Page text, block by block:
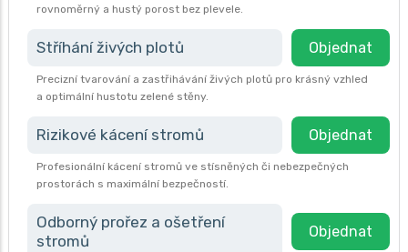
rovnoměrný a hustý porost bez plevele.
Stříhání živých plotů Objednat
Precizní tvarování a zastřihávání živých plotů pro krásný vzhled
a optimální hustotu zelené stěny.
Rizikové kácení stromů Objednat
Profesionální kácení stromů ve stísněných či nebezpečných
prostorách s maximální bezpečností.
Odborný prořez a ošetření
stromů
Objednat